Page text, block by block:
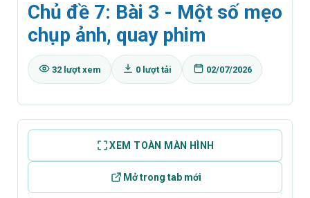
Chủ đề 7: Bài 3 - Một số mẹo
chụp ảnh, quay phim
32 lượt xem 0 lượt tải 02/07/2026
XEM TOÀN MÀN HÌNH
Mở trong tab mới